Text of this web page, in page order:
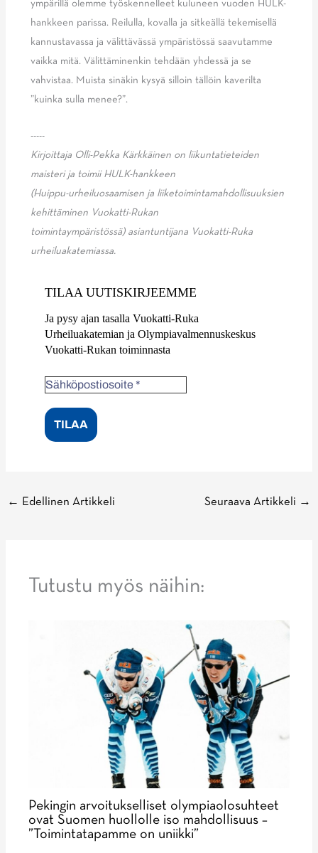
ympärillä olemme työskennelleet kuluneen vuoden HULK-
hankkeen parissa. Reilulla, kovalla ja sitkeällä tekemisellä
kannustavassa ja välittävässä ympäristössä saavutamme
vaikka mitä. Välittäminenkin tehdään yhdessä ja se
vahvistaa. Muista sinäkin kysyä silloin tällöin kaverilta
”kuinka sulla menee?”.
-----
Kirjoittaja Olli-Pekka Kärkkäinen on liikuntatieteiden
maisteri ja toimii HULK-hankkeen
(Huippu-urheiluosaamisen ja liiketoimintamahdollisuuksien
kehittäminen Vuokatti-Rukan
toimintaympäristössä) asiantuntijana Vuokatti-Ruka
urheiluakatemiassa.
TILAA UUTISKIRJEEMME
Ja pysy ajan tasalla Vuokatti-Ruka
Urheiluakatemian ja Olympiavalmennuskeskus
Vuokatti-Rukan toiminnasta
← Edellinen Artikkeli Seuraava Artikkeli →
Tutustu myös näihin:
Pekingin arvoitukselliset olympiaolosuhteet
ovat Suomen huollolle iso mahdollisuus –
”Toimintatapamme on uniikki”